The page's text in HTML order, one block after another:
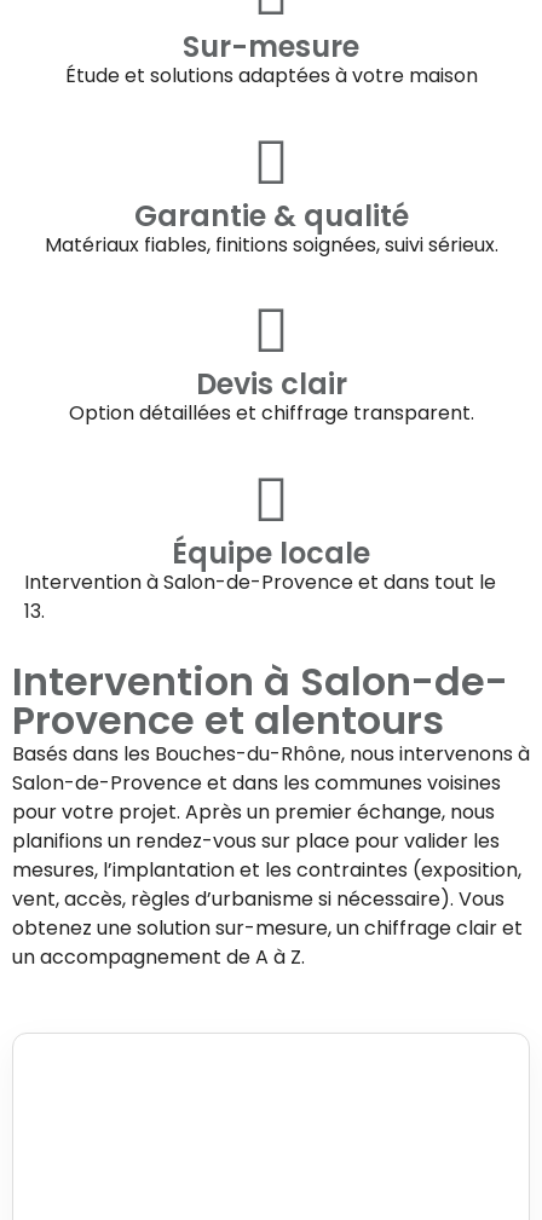
Sur-mesure
Étude et solutions adaptées à votre maison
Garantie & qualité
Matériaux fiables, finitions soignées, suivi sérieux.
Devis clair
Option détaillées et chiffrage transparent.
Équipe locale
Intervention àSalon-de-Provenceet dans tout le
13.
Intervention à Salon-de-
Provence et alentours
Basés dans les Bouches-du-Rhône, nous intervenons à
Salon-de-Provenceet dans les communes voisines
pour votre projet. Après un premier échange, nous
planifions un rendez-vous sur place pour valider les
mesures, l’implantation et les contraintes (exposition,
vent, accès, règles d’urbanisme si nécessaire). Vous
obtenez une solution sur-mesure, un chiffrage clair et
un accompagnement de A à Z.